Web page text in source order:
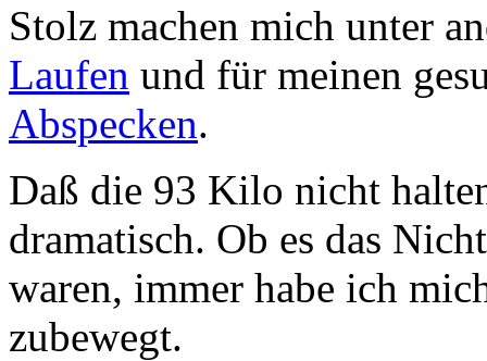
Stolz machen mich unter
Laufen und für meinen
Abspecken.
Daß die 93 Kilo nicht
dramatisch. Ob es das
waren, immer habe ich
zubewegt.